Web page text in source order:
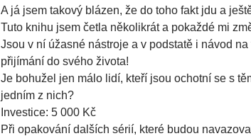
A já jsem takový blázen, že do toho fakt jdu a
Tuto knihu jsem četla několikrát a pokaždé mi
Jsou v ní úžasné nástroje a v podstatě i návod
přijímání do svého života!
Je bohužel jen málo lidí, kteří jsou ochotní se s
jedním z nich?
Investice: 5 000 Kč
Při opakování dalších sérií, které budou